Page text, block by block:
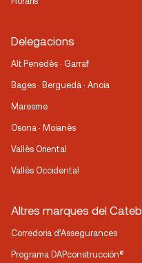
Delegacions
Alt Penedès · Garraf
Bages · Berguedà · Anoia
Maresme
Osona · Moianès
Vallès Oriental
Vallès Occidental
Altres marques del Cateb
Corredoria d’Assegurances
Programa DAPconstrucción®